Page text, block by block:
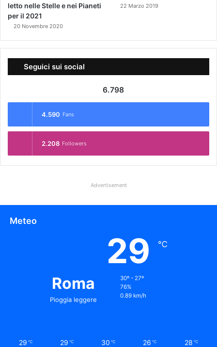
letto nelle Stelle e nei Pianeti
per il 2021
20 Novembre 2020
22 Marzo 2019
Seguici sui social
6.798
4.590 Fans
2.208 Followers
Advertisement
Meteo
Roma
Pioggia leggere
29 ℃
30º - 27º
76%
0.89 km/h
29 ℃ 29 ℃ 30 ℃ 26 ℃ 28 ℃